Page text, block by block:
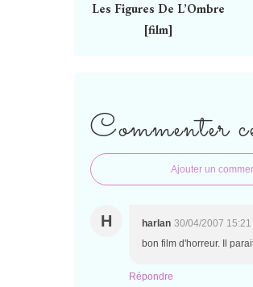
Les Figures De L’Ombre
[film]
Commenter
Ajouter un
H harlan 30/04/2007 15:21
bon film d'horreur. Il
Répondre